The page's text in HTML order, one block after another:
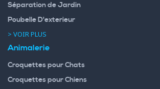
Séparation de Jardin
Poubelle D'exterieur
> VOIR PLUS
Animalerie
Croquettes pour Chats
Croquettes pour Chiens